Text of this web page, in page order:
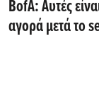
BofA: Αυτές
αγορά μετά το